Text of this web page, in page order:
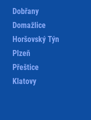
Dobřany
Domažlice
Horšovský Týn
Plzeň
Přeštice
Klatovy